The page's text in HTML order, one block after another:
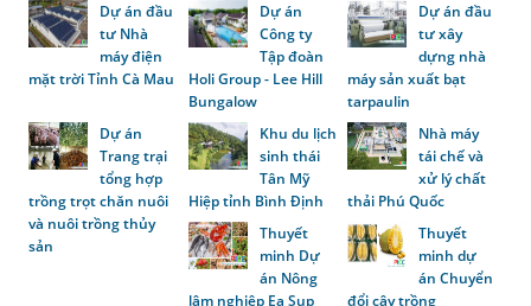
Dự án đầu
tư Nhà
máy điện
mặt trời Tỉnh Cà Mau
Dự án
Công ty
Tập đoàn
Holi Group - Lee Hill
Bungalow
Dự án đầu
tư xây
dựng nhà
máy sản xuất bạt
tarpaulin
Dự án
Trang trại
tổng hợp
trồng trọt chăn nuôi
và nuôi trồng thủy
sản
Khu du lịch
sinh thái
Tân Mỹ
Hiệp tỉnh Bình Định
Nhà máy
tái chế và
xử lý chất
thải Phú Quốc
Thuyết
minh Dự
án Nông
lâm nghiệp Ea Sup
Thuyết
minh dự
án Chuyển
đổi cây trồng